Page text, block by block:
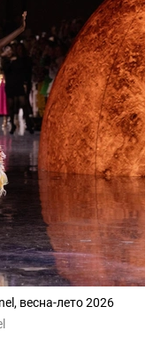
весна-лето 2026